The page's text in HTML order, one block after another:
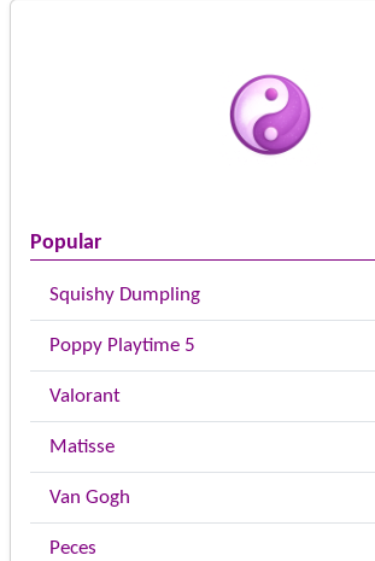
Popular
Squishy Dumpling
Poppy Playtime 5
Valorant
Matisse
Van Gogh
Peces